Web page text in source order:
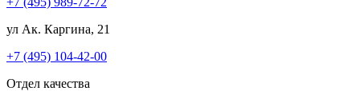
ул Ак. Каргина, 21
+7 (495) 104-42-00
Отдел качества